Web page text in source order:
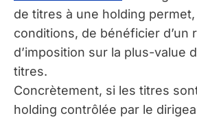
de titres à une holding
conditions, de bénéficier d’un
d’imposition sur la plus-value
titres.
Concrètement, si les titres
holding contrôlée par le